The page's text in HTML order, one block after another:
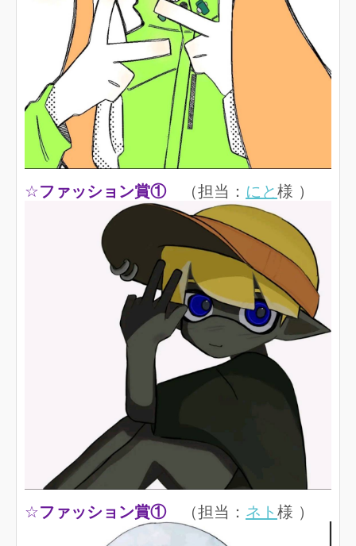
☆ファッション賞①（担当： にと様 ）
☆ファッション賞①（担当： ネト 様 ）